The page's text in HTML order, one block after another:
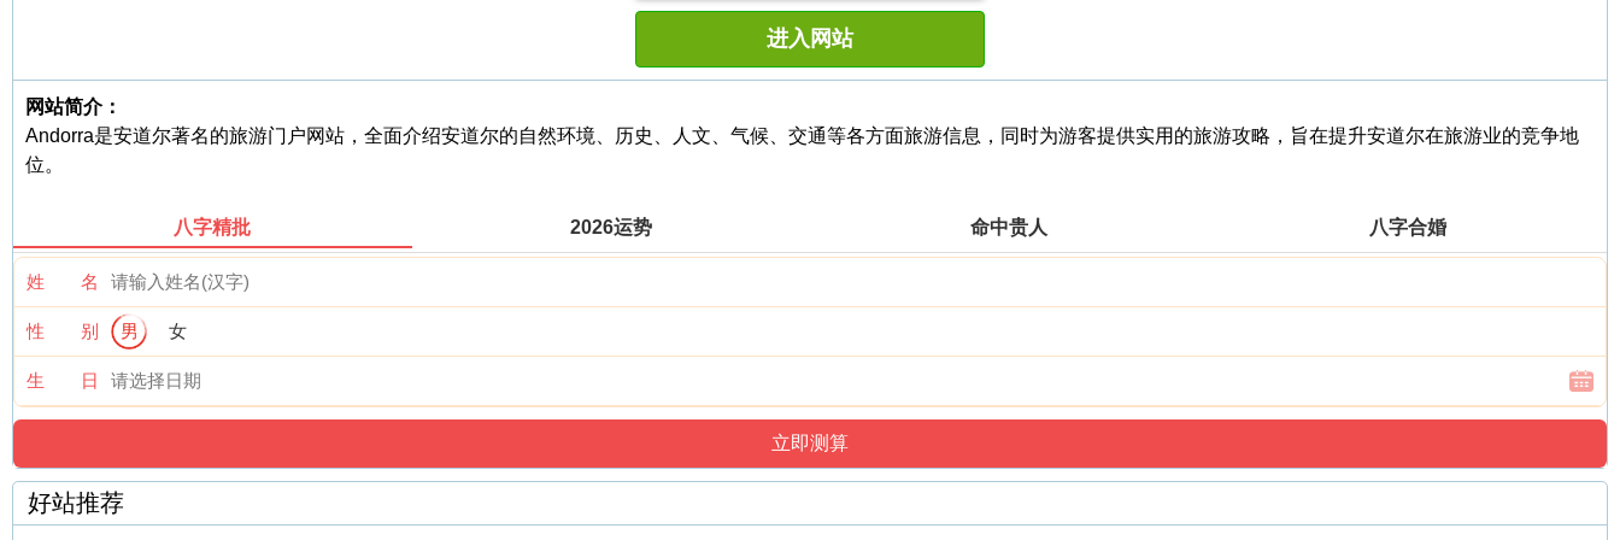
进入网站
网站简介：
Andorra是安道尔著名的旅游门户网站，全面介绍安道尔的自然环境、历史、人文、气候、交通等各方面旅游信息，同时为游客提供实用的旅游攻略，旨在提升安道尔在旅游业的竞争地
位。
八字精批 2026运势 命中贵人 八字合婚
姓 名
性 别 男 女
生 日
好站推荐